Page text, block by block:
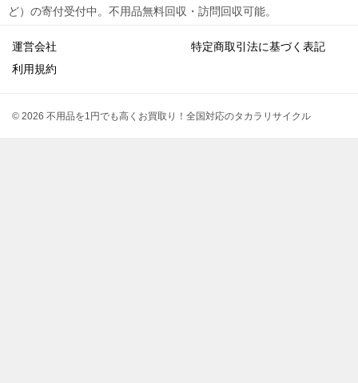
ど）の寄付受付中。不用品無料回収・訪問回収可能。
運営会社
特定商取引法に基づく表記
利用規約
© 2026 不用品を1円でも高くお買取り！全国対応のタカラリサイクル